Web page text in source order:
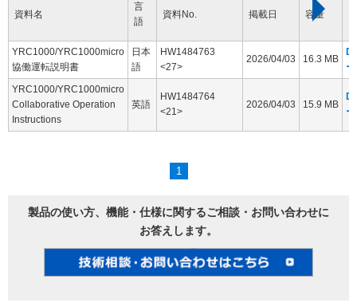
資料名
言
語
資料No. 掲載日 容量
YRC1000/YRC1000micro
協働運転説明書
日本
語
HW1484763
<27>
2026/04/03 16.3 MB
YRC1000/YRC1000micro
Collaborative Operation
Instructions
英語
HW1484764
<21>
2026/04/03 15.9 MB
1
製品の使い方、機能・仕様に関するご相談・お問い合わせに
お答えします。